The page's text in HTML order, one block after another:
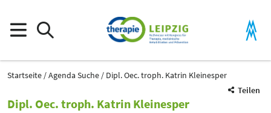
Startseite Agenda Suche
Dipl. Oec. troph. Katrin Kleinesper
Teilen
Dipl. Oec. troph. Katrin Kleinesper